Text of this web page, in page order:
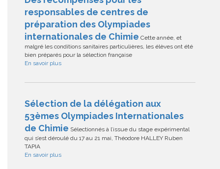
responsables de centres de
préparation des Olympiades
internationales de Chimie Cette année, et
malgré les conditions sanitaires particulières, les élèves ont été
bien préparés pour la sélection française
En savoir plus
Sélection de la délégation aux
53èmes Olympiades Internationales
de Chimie Sélectionnés à l’issue du stage expérimental
qui s’est déroulé du 17 au 21 mai, Théodore HALLEY Ruben
TAPIA
En savoir plus